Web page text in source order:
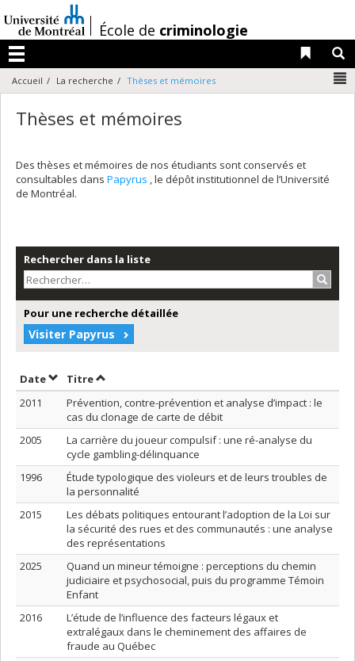
au
contenu
/École de criminologie
Menu
Liens
Accueil La recherche Thèses et mémoires
Thèses et mémoires
Des thèses et mémoires de nos étudiants sont conservés et
consultables dans Papyrus , le dépôt institutionnel de l’Université
de Montréal.
Rechercher dans la liste
Pour une recherche détaillée
Visiter Papyrus
DateTrier par date en ordre décroissant
TitreTrier par titre en ordre décroissant
2011
Prévention, contre-prévention et analyse d’impact : le
cas du clonage de carte de débit
2005
La carrière du joueur compulsif : une ré-analyse du
cycle gambling-délinquance
1996
Étude typologique des violeurs et de leurs troubles de
la personnalité
2015
Les débats politiques entourant l’adoption de la Loi sur
la sécurité des rues et des communautés : une analyse
des représentations
2025
Quand un mineur témoigne : perceptions du chemin
judiciaire et psychosocial, puis du programme Témoin
Enfant
2016
L’étude de l’influence des facteurs légaux et
extralégaux dans le cheminement des affaires de
fraude au Québec